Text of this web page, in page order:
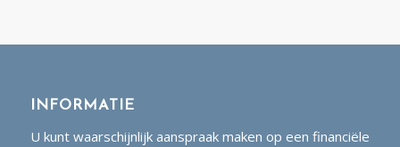
INFORMATIE
U kunt waarschijnlijk aanspraak maken op een financiële